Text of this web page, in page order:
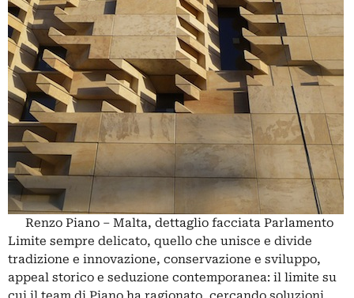
Renzo Piano – Malta, dettaglio facciata Parlamento
Limite sempre delicato, quello che unisce e divide
tradizione e innovazione, conservazione e sviluppo,
appeal storico e seduzione contemporanea: il limite su